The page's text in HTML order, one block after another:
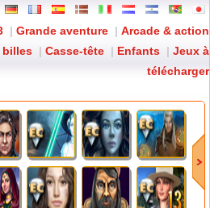
| Grande aventure | Arcade & action
billes | Casse-tête | Enfants | Jeux à
télécharger
présages n'augurent rien de bon.